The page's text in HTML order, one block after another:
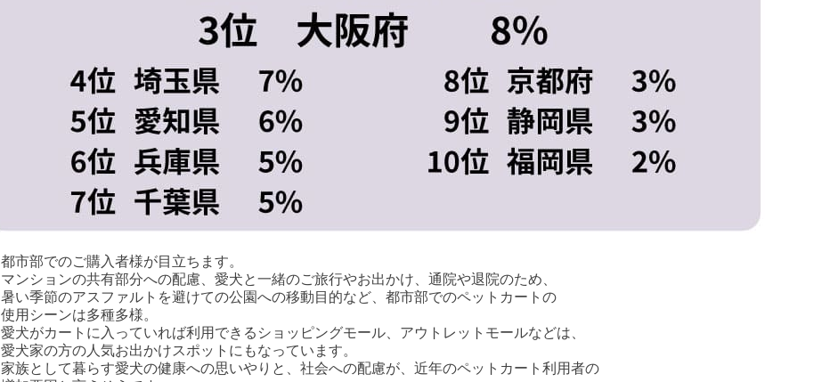
都市部でのご購入者様が目立ちます。
マンションの共有部分への配慮、愛犬と一緒のご旅行やお出かけ、通院や退院のため、
暑い季節のアスファルトを避けての公園への移動目的など、都市部でのペットカート の
使用シーンは多種多様。
愛犬がカートに入っていれば利用できるショッピングモール、アウトレットモールなどは、
愛犬家の方の人気お出かけスポットにもなっています。
家族として暮らす愛犬の健康への思いやりと、社会への配慮が、近年のペットカート 利用者の